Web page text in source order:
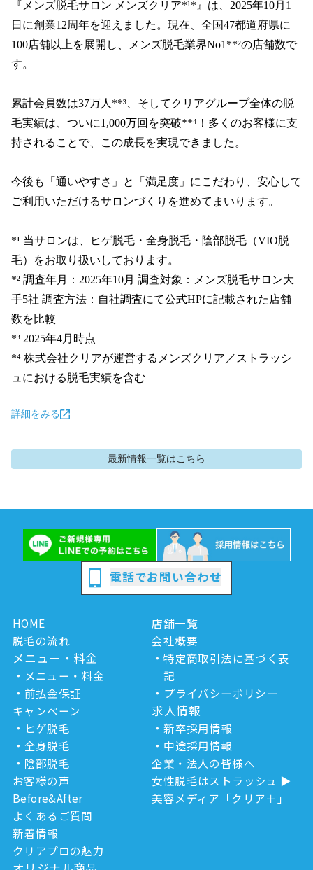
『メンズ脱毛サロン メンズクリア*¹*』は、2025年10月1
日に創業12周年を迎えました。現在、全国47都道府県に
100店舗以上を展開し、メンズ脱毛業界No1**²の店舗数で
す。
累計会員数は37万人**³、そしてクリアグループ全体の脱
毛実績は、ついに1,000万回を突破**⁴！多くのお客様に支
持されることで、この成長を実現できました。
今後も「通いやすさ」と「満足度」にこだわり、安心して
ご利用いただけるサロンづくりを進めてまいります。
*¹ 当サロンは、ヒゲ脱毛・全身脱毛・陰部脱毛（VIO脱
毛）をお取り扱いしております。
*² 調査年月：2025年10月 調査対象：メンズ脱毛サロン大
手5社 調査方法：自社調査にて公式HPに記載された店舗
数を比較
*³ 2025年4月時点
*⁴ 株式会社クリアが運営するメンズクリア／ストラッシ
ュにおける脱毛実績を含む
詳細をみる
最新情報一覧はこちら
電話でお問い合わせ
HOME
脱毛の流れ
メニュー・料金
メニュー・料金
前払金保証
キャンペーン
ヒゲ脱毛
全身脱毛
陰部脱毛
お客様の声
Before&After
よくあるご質問
新着情報
クリアプロの魅力
店舗一覧
会社概要
特定商取引法に基づく表
記
プライバシーポリシー
求人情報
新卒採用情報
中途採用情報
企業・法人の皆様へ
女性脱毛はストラッシュ
美容メディア「クリア＋」